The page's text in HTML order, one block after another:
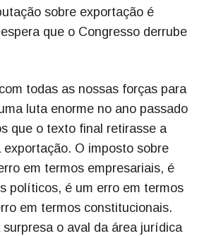
sobre exportação é
que o Congresso derrube
todas as nossas forças para
luta enorme no ano passado
que o texto final retirasse a
exportação. O imposto sobre
em termos empresariais, é
políticos, é um erro em termos
em termos constitucionais.
o aval da área jurídica